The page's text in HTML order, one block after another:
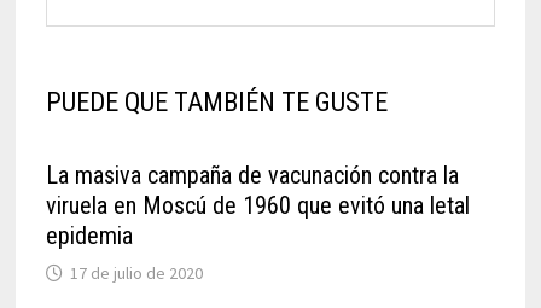
PUEDE QUE TAMBIÉN TE GUSTE
La masiva campaña de vacunación contra la
viruela en Moscú de 1960 que evitó una letal
epidemia
17 de julio de 2020